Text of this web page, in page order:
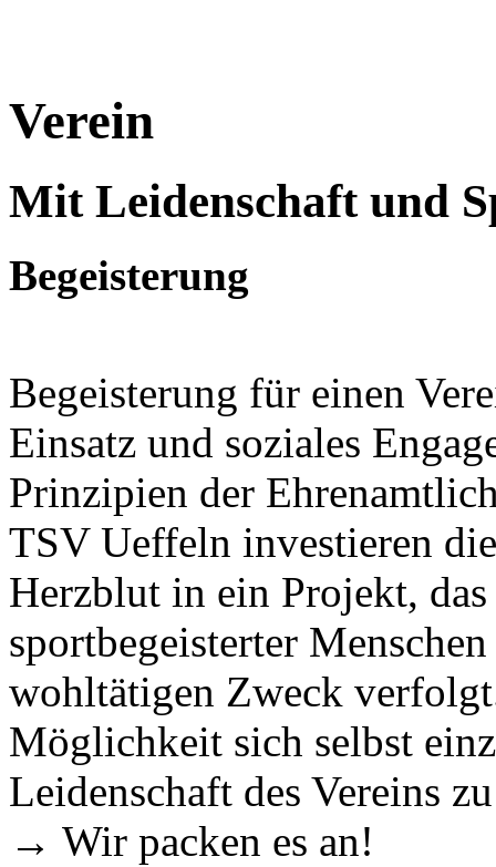
Verein
Mit Leidenschaft und
Begeisterung
Begeisterung für einen
Einsatz und soziales
Prinzipien der
TSV Ueffeln investieren
Herzblut in ein Projekt,
sportbegeisterter
wohltätigen Zweck
Möglichkeit sich selbst
Leidenschaft des Vereins
→ Wir packen es an!